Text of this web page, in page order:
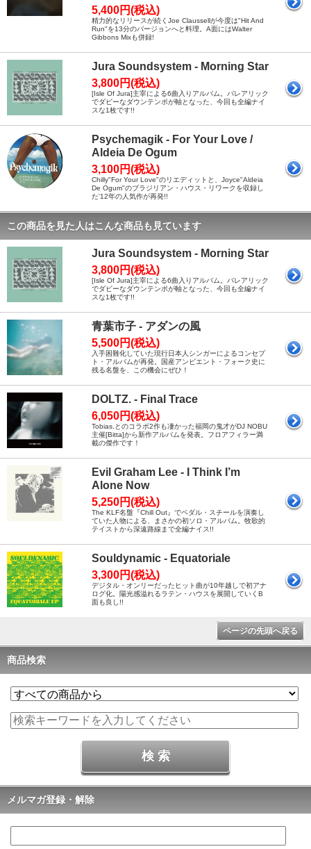
5,400円(税込)
精力的なリリースが続くJoe Claussellが今度は"Hit And
Run"を13分のバージョンへと料理。A面にはWalter
Gibbons Mixも併録!
Jura Soundsystem - Morning Star
3,800円(税込)
[Isle Of Jura]主宰による6曲入りアルバム。バレアリック
でダビーなダウンテンポが軸となった、今回も全編ナイ
スな1枚です!!
Psychemagik - For Your Love /
Aldeia De Ogum
3,100円(税込)
Chilly"For Your Love"のリエディットと、Joyce"Aldeia
De Ogum"のブラジリアン・ハウス・リワークを収録し
た'12年の人気作が再発!!
この商品を見た人はこんな商品も見ています
Jura Soundsystem - Morning Star
3,800円(税込)
[Isle Of Jura]主宰による6曲入りアルバム。バレアリック
でダビーなダウンテンポが軸となった、今回も全編ナイ
スな1枚です!!
青葉市子 - アダンの風
5,500円(税込)
入手困難化していた現行日本人シンガーによるコンセプ
ト・アルバムが再発。国産アンビエント・フォーク史に
残る名盤を、この機会にぜひ！
DOLTZ. - Final Trace
6,050円(税込)
Tobias.とのコラボ2作も凄かった福岡の鬼才がDJ NOBU
主催[Bitta]から新作アルバムを発表。フロアフィラー満
載の傑作です！
Evil Graham Lee - I Think I’m
Alone Now
5,250円(税込)
The KLF名盤『Chill Out』でペダル・スチールを演奏し
ていた人物による、まさかの初ソロ・アルバム。牧歌的
テイストから深遠路線まで全編ナイス!!
Souldynamic - Equatoriale
3,300円(税込)
デジタル・オンリーだったヒット曲が10年越しで初アナ
ログ化。陽光感溢れるラテン・ハウスを展開していくB
面も良し!!
ページの先頭へ戻る
商品検索
メルマガ登録・解除